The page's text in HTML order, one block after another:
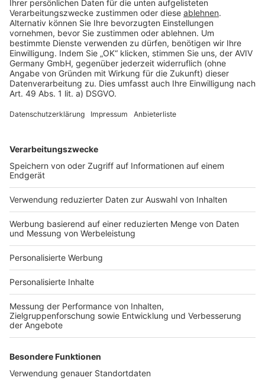
Rechtliches
AGB-Übersicht
Datenschutz
Impressum
Services
Bauprojekt-Quiz
Häuser-Suche
Hausanbieter-Suche
Bauprojekt-Profil
Für Unternehmen
Ihre Baufirma auf bauen.de
Kostenloses Infogespräch